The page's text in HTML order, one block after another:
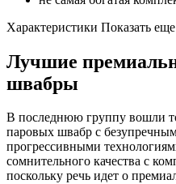
Характеристики Показать еще
Лучшие
швабры
В последнюю группу вошли
паровых швабр с
прогрессивными
сомнительного качества с
поскольку речь идет о